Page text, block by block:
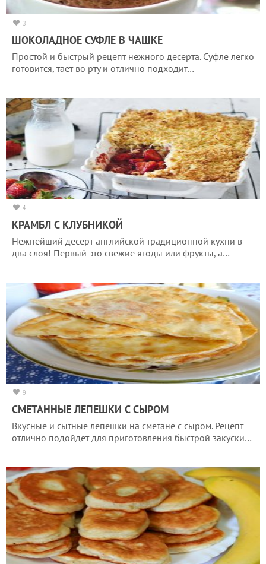
3
ШОКОЛАДНОЕ СУФЛЕ В ЧАШКЕ
Простой и быстрый рецепт нежного десерта. Суфле легко
готовится, тает во рту и отлично подходит…
4
КРАМБЛ С КЛУБНИКОЙ
Нежнейший десерт английской традиционной кухни в
два слоя! Первый это свежие ягоды или фрукты, а…
9
СМЕТАННЫЕ ЛЕПЕШКИ С СЫРОМ
Вкусные и сытные лепешки на сметане с сыром. Рецепт
отлично подойдет для приготовления быстрой закуски…